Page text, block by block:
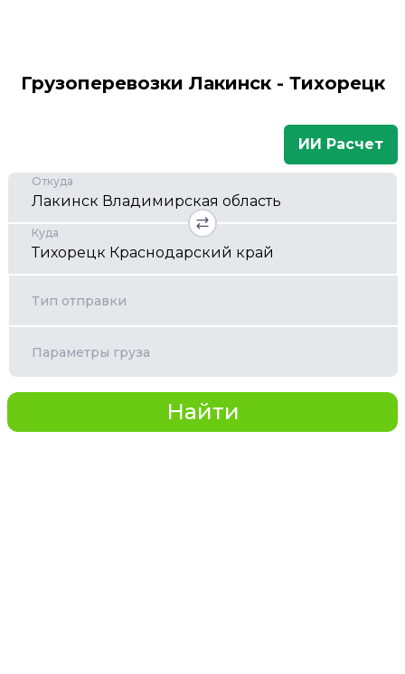
Грузоперевозки Лакинск - Тихорецк
ИИ Расчет
Откуда
Куда
Тип отправки
Параметры груза
Найти